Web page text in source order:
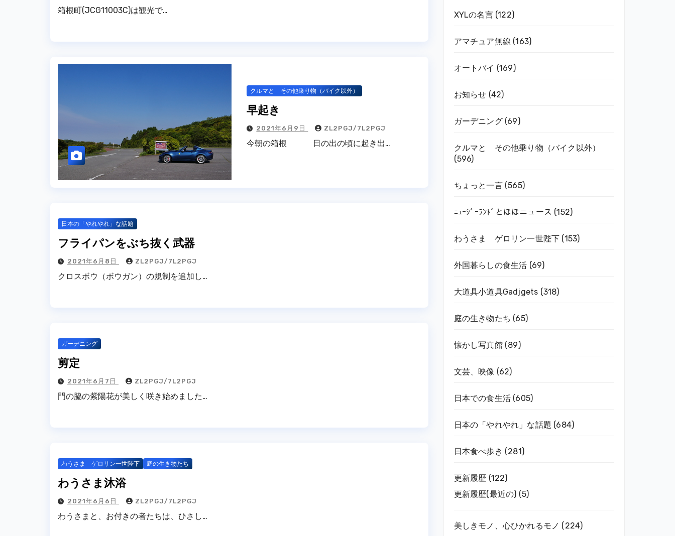
箱根町(JCG11003C)は観光で…
クルマと その他乗り物（バイク以外）
早起き
2021年6月9日 ZL2PGJ/7L2PGJ
今朝の箱根 日の出の頃に起き出…
日本の「やれやれ」な話題
フライパンをぶち抜く武器
2021年6月8日 ZL2PGJ/7L2PGJ
クロスボウ（ボウガン）の規制を追加し…
ガーデニング
剪定
2021年6月7日 ZL2PGJ/7L2PGJ
門の脇の紫陽花が美しく咲き始めました…
わうさま ゲロリン一世陛下 庭の生き物たち
わうさま沐浴
2021年6月6日 ZL2PGJ/7L2PGJ
わうさまと、お付きの者たちは、ひさし…
XYLの名言(122)
アマチュア無線 (163)
オートバイ (169)
お知らせ (42)
ガーデニング(69)
クルマと その他乗り物（バイク以外）
(596)
ちょっと一言(565)
ﾆｭｰｼﾞｰﾗﾝﾄﾞとほほニュース (152)
わうさま ゲロリン一世陛下 (153)
外国暮らしの食生活 (69)
大道具小道具Gadjgets (318)
庭の生き物たち (65)
懐かし写真館(89)
文芸、映像 (62)
日本での食生活 (605)
日本の「やれやれ」な話題 (684)
日本食べ歩き (281)
更新履歴 (122)
更新履歴(最近の) (5)
美しきモノ、心ひかれるモノ (224)